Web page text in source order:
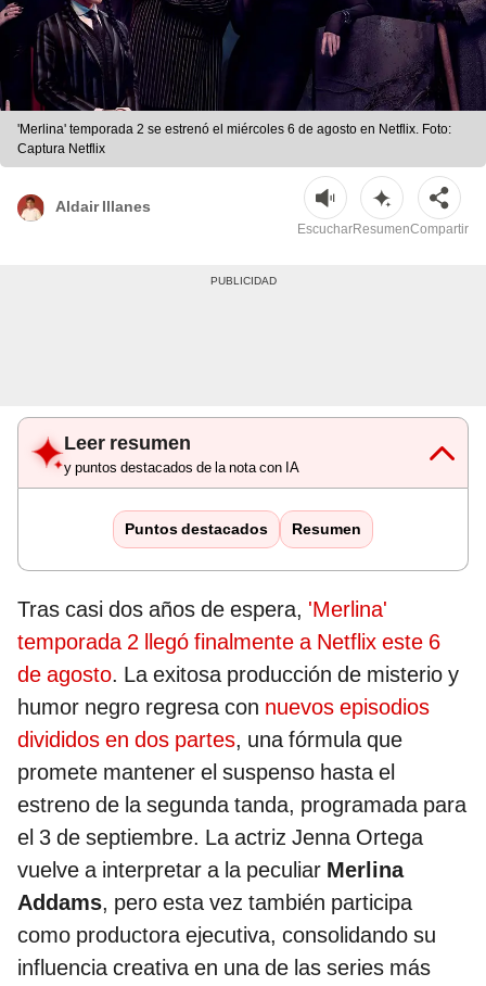
'Merlina' temporada 2 se estrenó el miércoles 6 de agosto en Netflix. Foto:
Captura Netflix
Aldair Illanes
EscucharResumenCompartir
Leer resumen
y puntos destacados de la nota con IA
Puntos destacados Resumen
Tras casi dos años de espera, 'Merlina'
temporada 2 llegó finalmente a Netflix este 6
de agosto. La exitosa producción de misterio y
humor negro regresa con nuevos episodios
divididos en dos partes, una fórmula que
promete mantener el suspenso hasta el
estreno de la segunda tanda, programada para
el 3 de septiembre. La actriz Jenna Ortega
vuelve a interpretar a la peculiar Merlina
Addams, pero esta vez también participa
como productora ejecutiva, consolidando su
influencia creativa en una de las series más